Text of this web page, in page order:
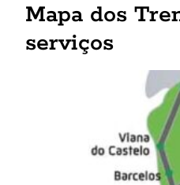
Mapa dos
serviços